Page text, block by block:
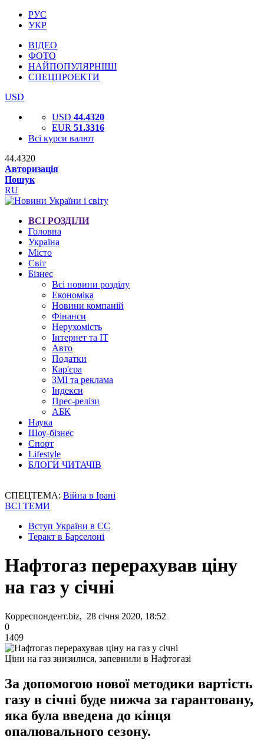
РУС
УКР
ВІДЕО
ФОТО
НАЙПОПУЛЯРНІШІ
СПЕЦПРОЕКТИ
USD
USD 44.4320
EUR 51.3316
Всі курси валют
44.4320
Авторизація
Пошук
RU
ВСІ РОЗДІЛИ
Головна
Україна
Місто
Світ
Бізнес
Всі новини розділу
Економіка
Новини компаній
Фінанси
Нерухомість
Інтернет та IT
Авто
Податки
Кар'єра
ЗМІ та реклама
Індекси
Прес-релізи
АБК
Наука
Шоу-бізнес
Спорт
Lifestyle
БЛОГИ ЧИТАЧІВ
СПЕЦТЕМА: Війна в Ірані
ВСІ ТЕМИ
Вступ України в ЄС
Теракт в Барселоні
Нафтогаз перерахував ціну
на газ у січні
Корреспондент.biz, 28 січня 2020, 18:52
0
1409
Ціни на газ знизилися, запевнили в Нафтогазі
За допомогою нової методики вартість
газу в січні буде нижча за гарантовану,
яка була введена до кінця
опалювального сезону.